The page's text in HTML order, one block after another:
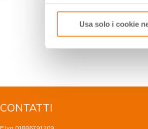
Usa solo i cookie
CONTATTI